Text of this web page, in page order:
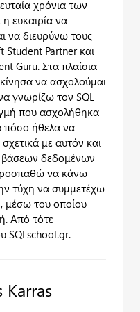
χρόνια των
ευκαιρία να
να διευρύνω τους
Partner και
Guru. Στα πλαίσια
να ασχολούμαι
γνωρίζω τον SQL
που ασχολήθηκα
πόσο ήθελα να
με αυτόν και
βάσεων δεδομένων
να κάνω
τύχη να συμμετέχω
μέσω του οποίου
Από τότε
SQLschool.gr.
Karras